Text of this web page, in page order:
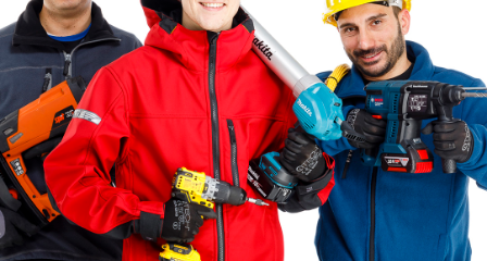
Riconoscimenti